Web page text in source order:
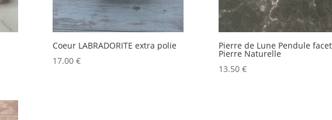
Coeur LABRADORITE extra polie
17.00 €
Pierre de Lune Pendule
Pierre Naturelle
13.50 €